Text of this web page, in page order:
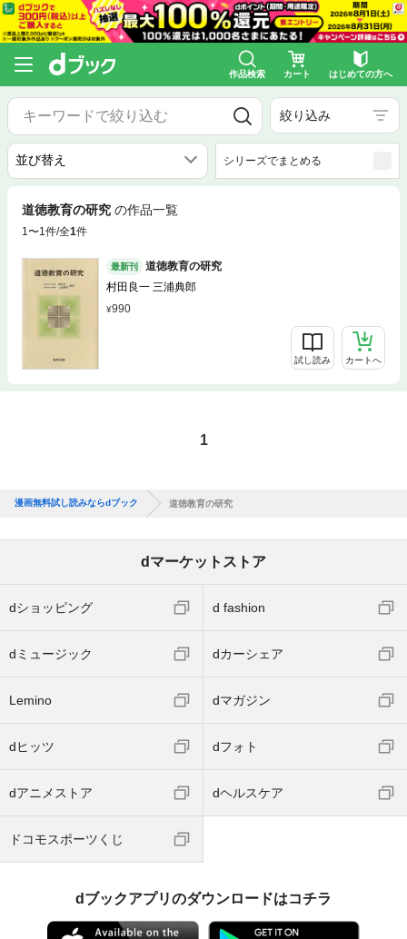
作品検索 カート はじめての方へ
絞り込み
シリーズでまとめる
道徳教育の研究 の作品一覧
1〜1件/全1件
最新刊
道徳教育の研究
村田良一 三浦典郎
990
試し読み カートへ
1
漫画無料試し読みならdブック 道徳教育の研究
dマーケットストア
dショッピング d fashion
dミュージック dカーシェア
Lemino dマガジン
dヒッツ dフォト
dアニメストア dヘルスケア
ドコモスポーツくじ
dブックアプリのダウンロードはコチラ